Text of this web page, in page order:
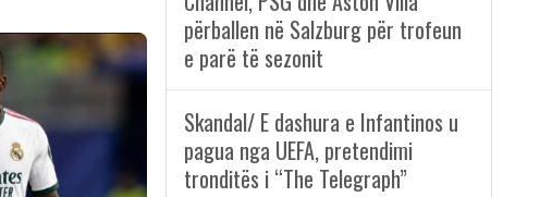
përballen në Salzburg për trofeun
e parë të sezonit
Skandal/ E dashura e Infantinos u
pagua nga UEFA, pretendimi
tronditës i “The Telegraph”